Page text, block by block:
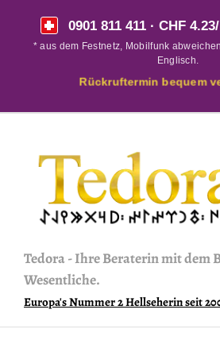
0901 811 411· CHF
* aus dem Festnetz, Mobilfunk
Englisch.
Rückruftermin bequem
Tedora-Ihre Beraterin mit dem
Wesentliche.
Europa's Nummer 2 Hellseherin seit